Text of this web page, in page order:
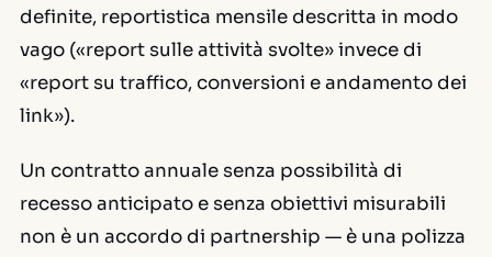
definite, reportistica mensile descritta in modo
vago («report sulle attività svolte» invece di
«report su traffico, conversioni e andamento dei
link»).
Un contratto annuale senza possibilità di
recesso anticipato e senza obiettivi misurabili
non è un accordo di partnership — è una polizza